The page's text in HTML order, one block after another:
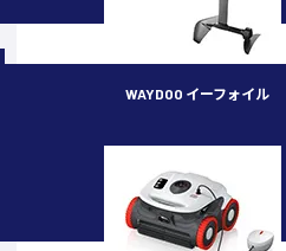
WAYDOO イーフォイル